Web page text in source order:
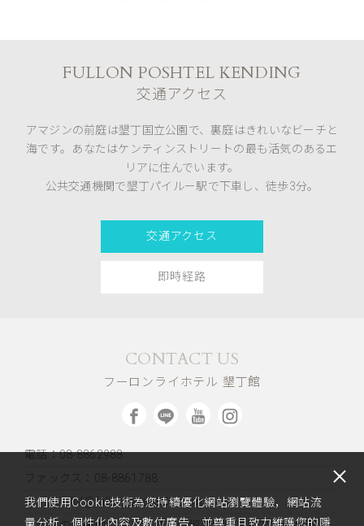
FULLON POSHTEL KENDING
交通アクセス
アマジンの前庭は墾丁国立公園で、裏庭はきれいなビーチと
海です。あなたはケンティンストリートの最も活気のあるエ
リアに住んでいます。
公共交通機関で墾丁パイルー駅で下車し、徒歩3分。
交通アクセス
即時経路
CONTACT US
フーロンライホテル 墾丁館
電話：08-8862988
ファックス：08-8861788
メール：kd@fullon-poshtels.com.tw
我們使用Cookie技術為您持續優化網站瀏覽體驗，網站流
量分析、個性化內容及數位廣告，並尊重且致力維護您的隱